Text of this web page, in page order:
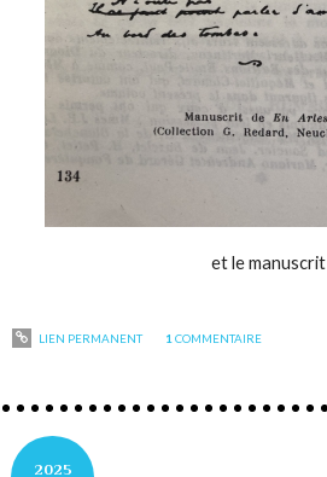
et le manuscrit
LIEN PERMANENT 1 COMMENTAIRE
2025